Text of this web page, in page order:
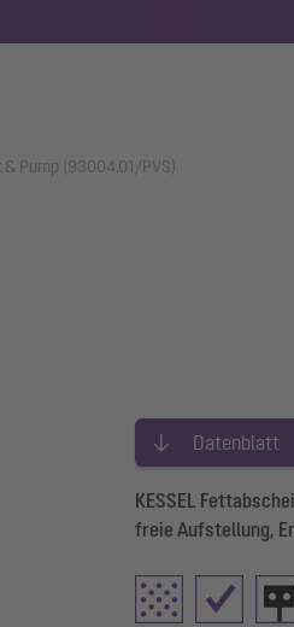
Pump (93004.01/PVS)
Datenblatt
KESSEL
freie Aufstellung,